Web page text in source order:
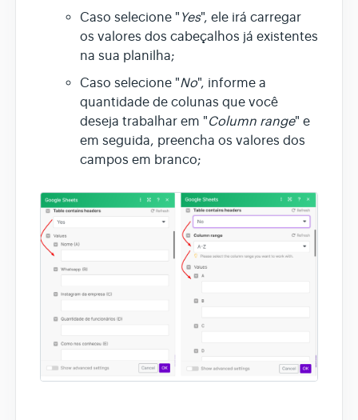
Caso selecione " Yes", ele irá carregar
os valores dos cabeçalhos já existentes
na sua planilha;
Caso selecione "No", informe a
quantidade de colunas que você
deseja trabalhar em "Column range" e
em seguida, preencha os valores dos
campos em branco;